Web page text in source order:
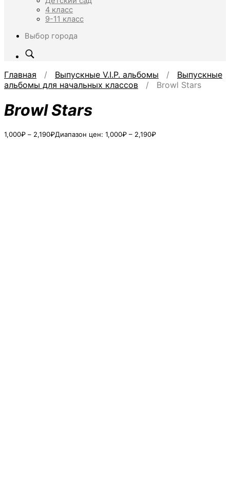
4 класс
9-11 класс
Выбор города
Главная / Выпускные V.I.P. альбомы / Выпускные
альбомы для начальных классов / Browl Stars
Browl Stars
1,000₽ – 2,190₽Диапазон цен: 1,000₽ – 2,190₽